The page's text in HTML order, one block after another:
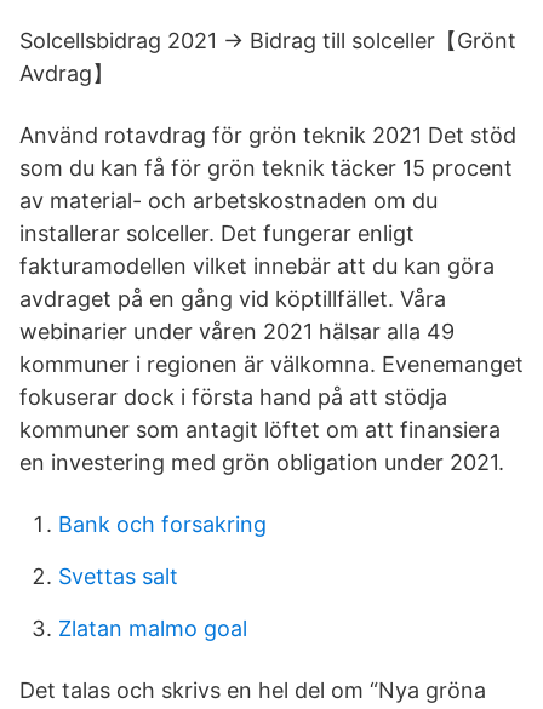
Solcellsbidrag 2021 → Bidrag till solceller【Grönt
Avdrag】
Använd rotavdrag för grön teknik 2021 Det stöd
som du kan få för grön teknik täcker 15 procent
av material- och arbetskostnaden om du
installerar solceller. Det fungerar enligt
fakturamodellen vilket innebär att du kan göra
avdraget på en gång vid köptillfället. Våra
webinarier under våren 2021 hälsar alla 49
kommuner i regionen är välkomna. Evenemanget
fokuserar dock i första hand på att stödja
kommuner som antagit löftet om att finansiera
en investering med grön obligation under 2021.
Bank och forsakring
Svettas salt
Zlatan malmo goal
Det talas och skrivs en hel del om “Nya gröna